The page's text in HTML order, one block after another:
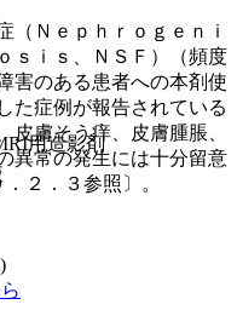
Ｎｅｐｈｒｏｇｅｎｉ
ｉｓ、ＮＳＦ）（頻度
害のある患者への本剤使
た症例が報告されている
皮膚そう痒、皮膚腫脹、
異常の発生には十分留意
２．３参照〕。
用造影剤